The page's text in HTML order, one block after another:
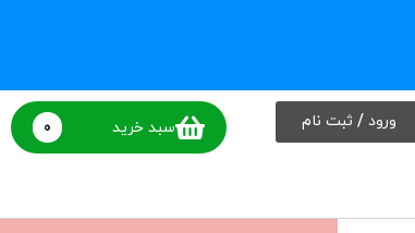
ورود / ثبت نام سبد خرید 0